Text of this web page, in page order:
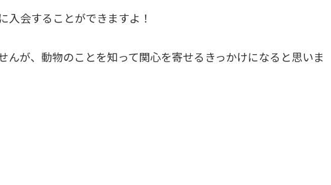
入会することができますよ！
んが、動物のことを知って関心を寄せるきっかけになると思いま